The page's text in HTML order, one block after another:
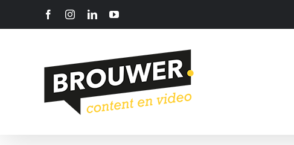
FacebookInstagramLinkedInYouTube